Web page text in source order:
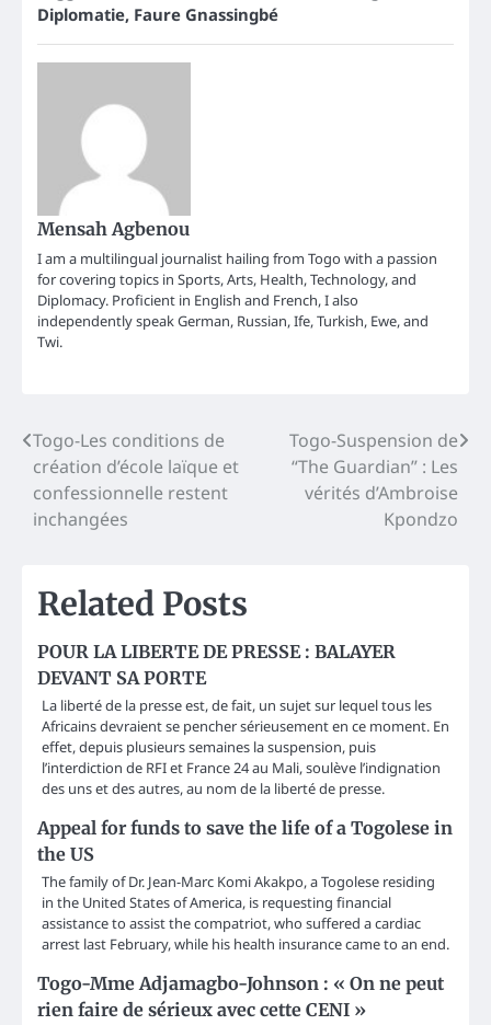
Diplomatie, Faure Gnassingbé
Mensah Agbenou
I am a multilingual journalist hailing from Togo with a passion
for covering topics in Sports, Arts, Health, Technology, and
Diplomacy. Proficient in English and French, I also
independently speak German, Russian, Ife, Turkish, Ewe, and
Twi.
Post
navigation
Togo-Les conditions de
création d’école laïque et
confessionnelle restent
inchangées
Togo-Suspension de
“The Guardian” : Les
vérités d’Ambroise
Kpondzo
Related Posts
POUR LA LIBERTE DE PRESSE : BALAYER
DEVANT SA PORTE
La liberté de la presse est, de fait, un sujet sur lequel tous les
Africains devraient se pencher sérieusement en ce moment. En
effet, depuis plusieurs semaines la suspension, puis
l’interdiction de RFI et France 24 au Mali, soulève l’indignation
des uns et des autres, au nom de la liberté de presse.
Appeal for funds to save the life of a Togolese in
the US
The family of Dr. Jean-Marc Komi Akakpo, a Togolese residing
in the United States of America, is requesting financial
assistance to assist the compatriot, who suffered a cardiac
arrest last February, while his health insurance came to an end.
Togo-Mme Adjamagbo-Johnson : « On ne peut
rien faire de sérieux avec cette CENI »